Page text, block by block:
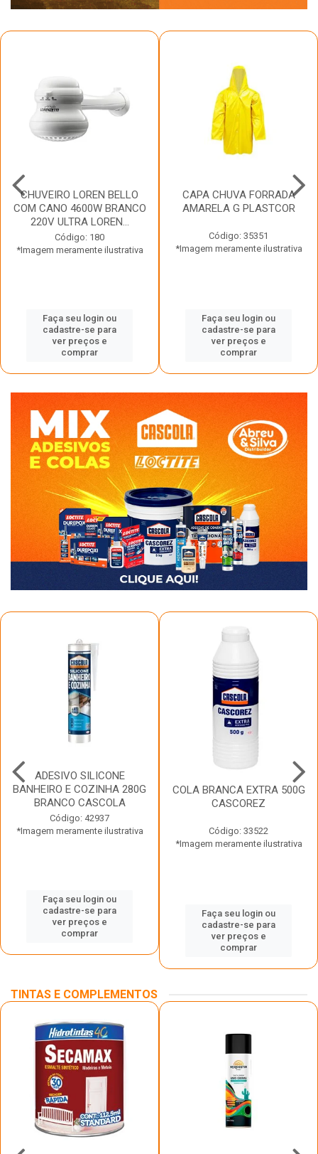
CHUVEIRO LOREN BELLO
COM CANO 4600W BRANCO
220V ULTRA LOREN...
Código: 180
*Imagem meramente ilustrativa
Faça seu login ou
cadastre-se para
ver preços e
comprar
CAPA CHUVA FORRADA
AMARELA G PLASTCOR
Código: 35351
*Imagem meramente ilustrativa
Faça seu login ou
cadastre-se para
ver preços e
comprar
ADESIVO SILICONE
BANHEIRO E COZINHA 280G
BRANCO CASCOLA
Código: 42937
*Imagem meramente ilustrativa
Faça seu login ou
cadastre-se para
ver preços e
comprar
COLA BRANCA EXTRA 500G
CASCOREZ
Código: 33522
*Imagem meramente ilustrativa
Faça seu login ou
cadastre-se para
ver preços e
comprar
TINTAS E COMPLEMENTOS